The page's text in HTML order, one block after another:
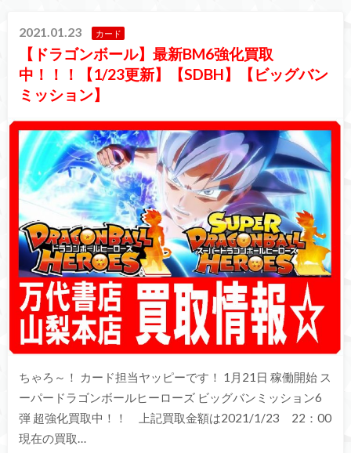
2021.01.23 カード
【ドラゴンボール】最新BM6強化買取
中！！！【1/23更新】【SDBH】【ビッグバン
ミッション】
ちゃろ～！ カード担当ヤッピーです！ 1月21日 稼働開始 ス
ーパードラゴンボールヒーローズ ビッグバンミッション6
弾 超強化買取中！！ 上記買取金額は2021/1/23 22：00
現在の買取…